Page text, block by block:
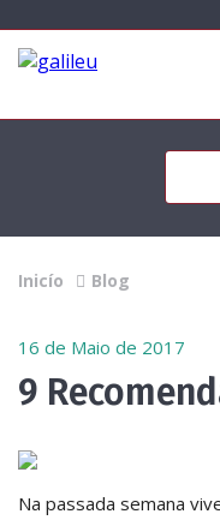
Inicío Blog
16 de Maio de 2017
9
Na passada semana